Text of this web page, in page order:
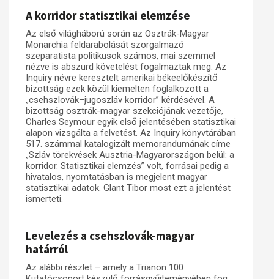
A korridor statisztikai elemzése
Az első világháború során az Osztrák-Magyar
Monarchia feldarabolását szorgalmazó
szeparatista politikusok számos, mai szemmel
nézve is abszurd követelést fogalmaztak meg. Az
Inquiry névre keresztelt amerikai békeelőkészítő
bizottság ezek közül kiemelten foglalkozott a
„csehszlovák–jugoszláv korridor” kérdésével. A
bizottság osztrák-magyar szekciójának vezetője,
Charles Seymour egyik első jelentésében statisztikai
alapon vizsgálta a felvetést. Az Inquiry könyvtárában
517. számmal katalogizált memorandumának címe
„Szláv törekvések Ausztria-Magyarországon belül: a
korridor. Statisztikai elemzés” volt, forrásai pedig a
hivatalos, nyomtatásban is megjelent magyar
statisztikai adatok. Glant Tibor most ezt a jelentést
ismerteti.
Levelezés a csehszlovák-magyar
határról
Az alábbi részlet – amely a Trianon 100